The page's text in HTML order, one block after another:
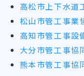
高松市上下水道
松山市管工事業
高知市管工事設
大分市管工事協
熊本市管工事協